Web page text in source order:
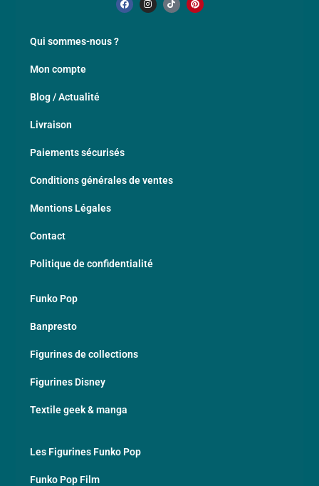
Qui sommes-nous ?
Mon compte
Blog / Actualité
Livraison
Paiements sécurisés
Conditions générales de ventes
Mentions Légales
Contact
Politique de confidentialité
Funko Pop
Banpresto
Figurines de collections
Figurines Disney
Textile geek & manga
Les Figurines Funko Pop
Funko Pop Film